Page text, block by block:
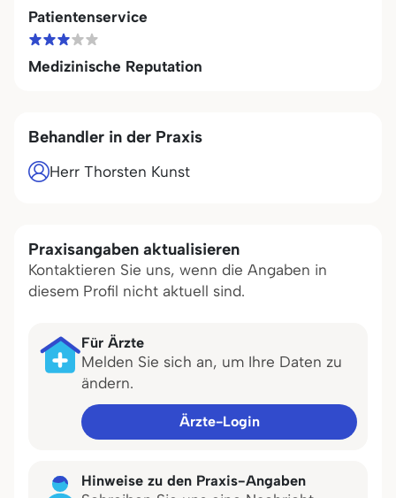
Patientenservice
Medizinische Reputation
Behandler in der Praxis
Herr Thorsten Kunst
Praxisangaben aktualisieren
Kontaktieren Sie uns, wenn die Angaben in
diesem Profil nicht aktuell sind.
Für Ärzte
Melden Sie sich an, um Ihre Daten zu
ändern.
Ärzte-Login
Hinweise zu den Praxis-Angaben